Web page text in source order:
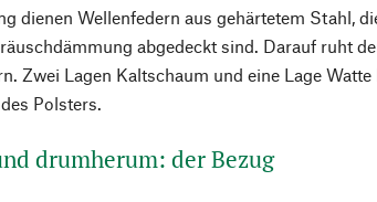
dienen Wellenfedern aus gehärtetem Stahl,
abgedeckt sind. Darauf ruht
Zwei Lagen Kaltschaum und eine Lage
Polsters.
drumherum: der Bezug